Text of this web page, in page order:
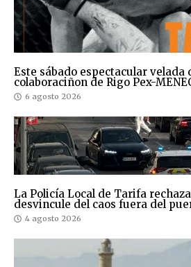
Este sábado espectacular velada
colaboraciñon de Rigo Pex-
6 agosto 2026
La Policía Local de Tarifa
desvincule del caos fuera del
4 agosto 2026